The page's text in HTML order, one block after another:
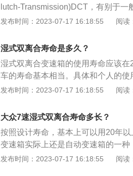
lutch-Transmission)DCT，有别于
而又属于自动变速器，除了拥有手动
挡时，驾驶员须踩下离合器踏板，使
挡期间出现间断，令输出表现有所断
发布时间：2023-07-17 16:18:55 阅读
湿式双离合寿命是多久？
湿式双离合变速箱的使用寿命应该
车的寿命基本相当。具体和个人的
料：1、干式双离合与湿式双离合的
而干式双离合的离合器片直接与发
在液压油中，油液起到了一定的散
变速箱技术成熟度要高。湿式双离合
效率不如干式的高。3、干式双离合
容易出现离合器片高温甚至是烧蚀的
发布时间：2023-07-17 16:18:55 阅读
大众7速湿式双离合寿命多长？
按照设计寿命，基本上可以用20年
变速箱实际上还是自动变速箱的一种
保时捷Tiptronic顺序升降挡系统是变
发布时间：2023-07-17 16:18:55 阅读